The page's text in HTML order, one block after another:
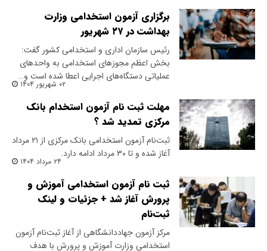
برگزاری آزمون استخدامی وزارت
بهداشت در ۲۷ شهریور
رئیس سازمان اداری و استخدامی کشور گفت:
بخش اعظم مجوز‌های استخدامی به واحد‌های
عملیاتی دستگاه‌های اجرایی اعطا شده است و…
۰۲ شهریور ۱۴۰۴
مهلت ثبت نام آزمون استخدام بانک
مرکزی تمدید شد ؟
ثبت‌نام آزمون استخدامی بانک مرکزی از ۲۱ مرداد
آغاز شده و تا ۳۰ مرداد ادامه دارد.
۲۴ مرداد ۱۴۰۴
ثبت نام آزمون استخدامی آموزش و
پرورش آغاز شد + جزئیات و لینک
ثبت‌نام
مرکز آزمون جهاددانشگاهی از آغاز ثبت‌نام آزمون
استخدامی وزارت آموزش و پرورش با هدف